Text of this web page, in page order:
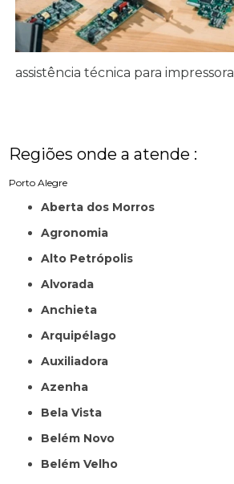
assistência técnica para impressora
Regiões onde a atende :
Porto Alegre
Aberta dos Morros
Agronomia
Alto Petrópolis
Alvorada
Anchieta
Arquipélago
Auxiliadora
Azenha
Bela Vista
Belém Novo
Belém Velho